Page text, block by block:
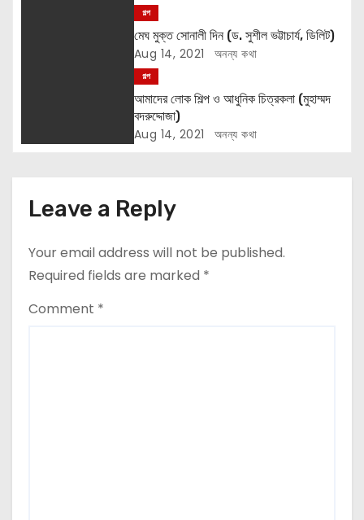
গল্প
মেঘ মুক্ত সোনালী দিন (ড. সুশীল ভট্টাচার্য, ডিলিট)
Aug 14, 2021 অনন্য কথা
গল্প
আমাদের লোক শিল্প ও আধুনিক চিত্রকলা (মুহাম্মদ
বদরুদ্দোজা)
Aug 14, 2021 অনন্য কথা
Leave a Reply
Your email address will not be published.
Required fields are marked *
Comment *